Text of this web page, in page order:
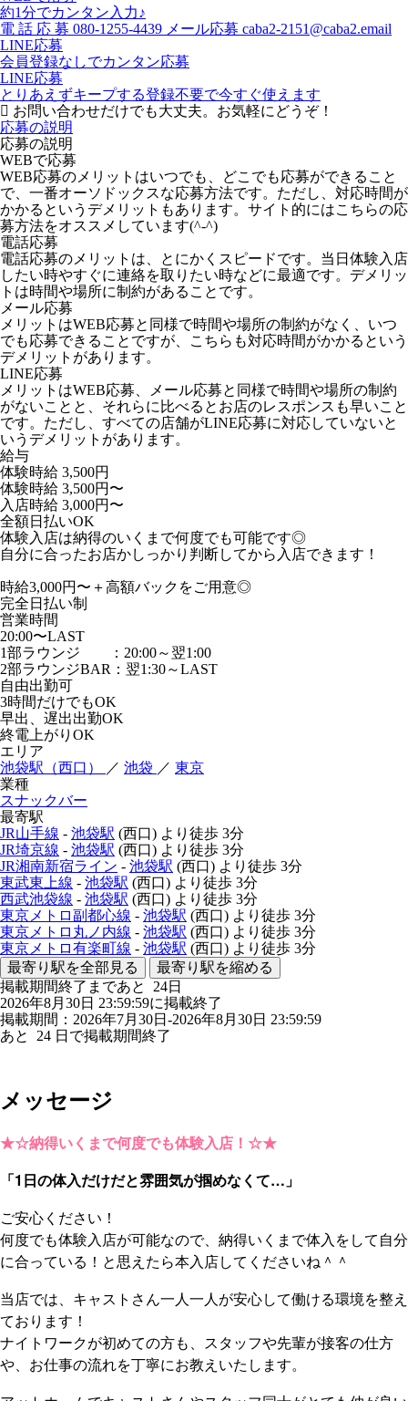
約1分でカンタン入力♪
電 話 応 募 080-1255-4439 メール応募 caba2-2151@caba2.email
LINE応募
会員登録なしでカンタン応募
LINE応募
とりあえずキープする登録不要で今すぐ使えます
お問い合わせだけでも大丈夫。お気軽にどうぞ！
応募の説明
応募の説明
WEBで応募
WEB応募のメリットはいつでも、どこでも応募ができること
で、一番オーソドックスな応募方法です。ただし、対応時間が
かかるというデメリットもあります。サイト的にはこちらの応
募方法をオススメしています(^-^)
電話応募
電話応募のメリットは、とにかくスピードです。当日体験入店
したい時やすぐに連絡を取りたい時などに最適です。デメリッ
トは時間や場所に制約があることです。
メール応募
メリットはWEB応募と同様で時間や場所の制約がなく、いつ
でも応募できることですが、こちらも対応時間がかかるという
デメリットがあります。
LINE応募
メリットはWEB応募、メール応募と同様で時間や場所の制約
がないことと、それらに比べるとお店のレスポンスも早いこと
です。ただし、すべての店舗がLINE応募に対応していないと
いうデメリットがあります。
給与
体験時給 3,500円
体験時給 3,500円〜
入店時給 3,000円〜
全額日払いOK
体験入店は納得のいくまで何度でも可能です◎
自分に合ったお店かしっかり判断してから入店できます！
時給3,000円〜＋高額バックをご用意◎
完全日払い制
営業時間
20:00〜LAST
1部ラウンジ ：20:00～翌1:00
2部ラウンジBAR：翌1:30～LAST
自由出勤可
3時間だけでもOK
早出、遅出出勤OK
終電上がりOK
エリア
池袋駅（西口）
／ 池袋 ／ 東京
業種
スナックバー
最寄駅
JR山手線 - 池袋駅 (西口) より徒歩 3分
JR埼京線 - 池袋駅 (西口) より徒歩 3分
JR湘南新宿ライン - 池袋駅 (西口) より徒歩 3分
東武東上線 - 池袋駅 (西口) より徒歩 3分
西武池袋線 - 池袋駅 (西口) より徒歩 3分
東京メトロ副都心線 - 池袋駅 (西口) より徒歩 3分
東京メトロ丸ノ内線 - 池袋駅 (西口) より徒歩 3分
東京メトロ有楽町線 - 池袋駅 (西口) より徒歩 3分
最寄り駅を全部見る
最寄り駅を縮める
掲載期間終了まであと 24日
2026年8月30日 23:59:59に掲載終了
掲載期間：2026年7月30日-2026年8月30日 23:59:59
あと 24 日で掲載期間終了
メッセージ
★☆納得いくまで何度でも体験入店！☆★
「1日の体入だけだと雰囲気が掴めなくて…」
ご安心ください！
何度でも体験入店が可能なので、納得いくまで体入をして自分
に合っている！と思えたら本入店してくださいね＾＾
当店では、キャストさん一人一人が安心して働ける環境を整え
ております！
ナイトワークが初めての方も、スタッフや先輩が接客の仕方
や、お仕事の流れを丁寧にお教えいたします。